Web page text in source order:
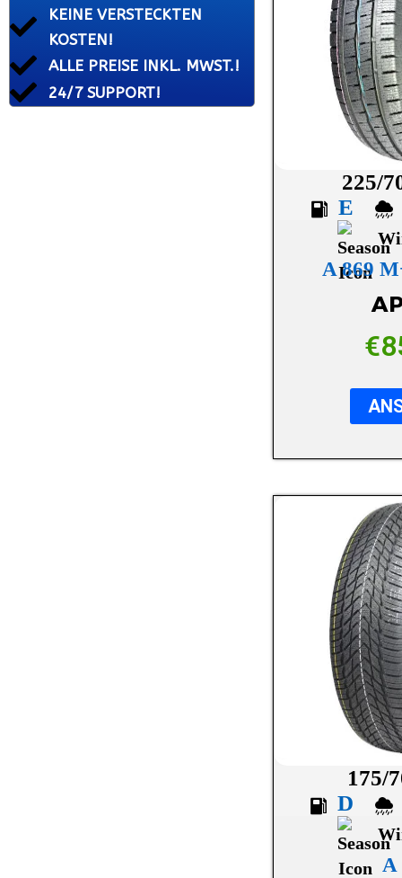
HANKOOK
HIFLY
KINGBOSS
KEINE VERSTECKTEN
KOSTEN!
ALLE PREISE INKL. MWST.!
24/7 SUPPORT!
225/
E
A 869
€
175/
D
A